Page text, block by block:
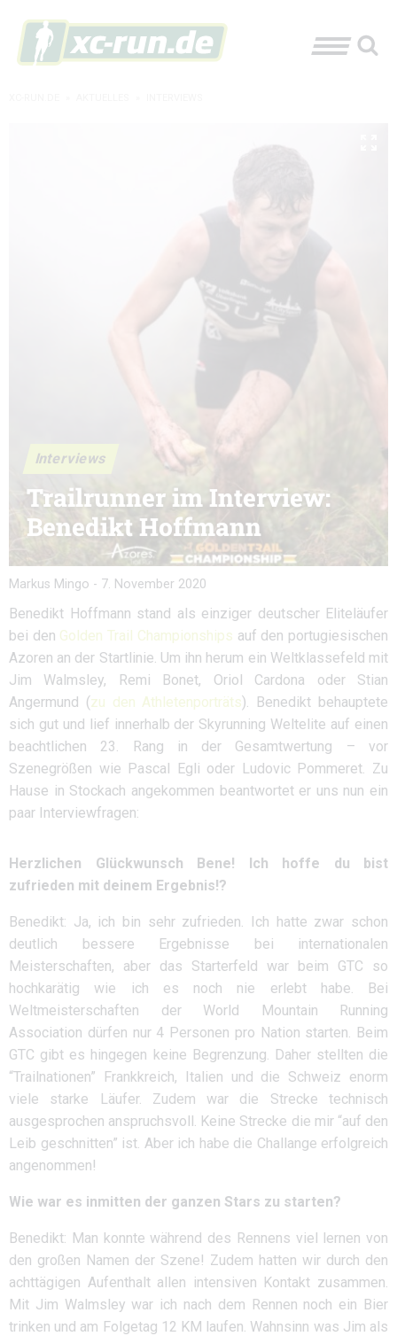
Interviews
Trailrunner im Interview:
Benedikt Hoffmann
Markus Mingo - 7. November 2020
Benedikt Hoffmann stand als einziger deutscher Eliteläufer
bei den Golden Trail Championships auf den portugiesischen
Azoren an der Startlinie. Um ihn herum ein Weltklassefeld mit
Jim Walmsley, Remi Bonet, Oriol Cardona oder Stian
Angermund (zu den Athletenporträts). Benedikt behauptete
sich gut und lief innerhalb der Skyrunning Weltelite auf einen
beachtlichen 23. Rang in der Gesamtwertung – vor
Szenegrößen wie Pascal Egli oder Ludovic Pommeret. Zu
Hause in Stockach angekommen beantwortet er uns nun ein
paar Interviewfragen:
Herzlichen Glückwunsch Bene! Ich hoffe du bist
zufrieden mit deinem Ergebnis!?
Benedikt: Ja, ich bin sehr zufrieden. Ich hatte zwar schon
deutlich bessere Ergebnisse bei internationalen
Meisterschaften, aber das Starterfeld war beim GTC so
hochkarätig wie ich es noch nie erlebt habe. Bei
Weltmeisterschaften der World Mountain Running
Association dürfen nur 4 Personen pro Nation starten. Beim
GTC gibt es hingegen keine Begrenzung. Daher stellten die
“Trailnationen” Frankkreich, Italien und die Schweiz enorm
viele starke Läufer. Zudem war die Strecke technisch
ausgesprochen anspruchsvoll. Keine Strecke die mir “auf den
Leib geschnitten” ist. Aber ich habe die Challange erfolgreich
angenommen!
Wie war es inmitten der ganzen Stars zu starten?
Benedikt: Man konnte während des Rennens viel lernen von
den großen Namen der Szene! Zudem hatten wir durch den
achttägigen Aufenthalt allen intensiven Kontakt zusammen.
Mit Jim Walmsley war ich nach dem Rennen noch ein Bier
trinken und am Folgetag 12 KM laufen. Wahnsinn was Jim als